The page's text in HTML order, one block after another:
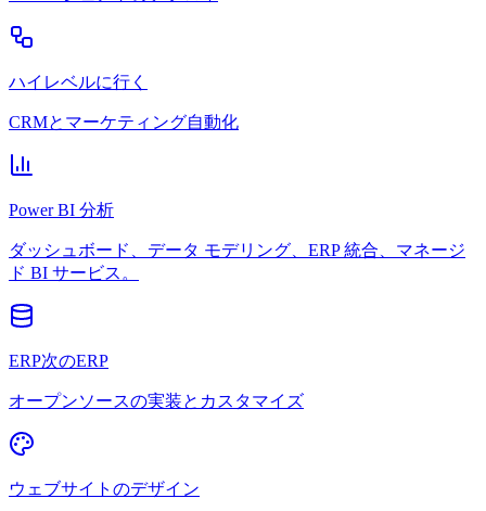
ハイレベルに行く
CRMとマーケティング自動化
Power BI 分析
ダッシュボード、データ モデリング、ERP 統合、マネージ
ド BI サービス。
ERP次のERP
オープンソースの実装とカスタマイズ
ウェブサイトのデザイン